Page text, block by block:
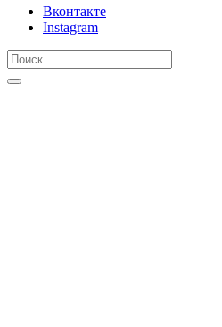
Вконтакте
Instagram